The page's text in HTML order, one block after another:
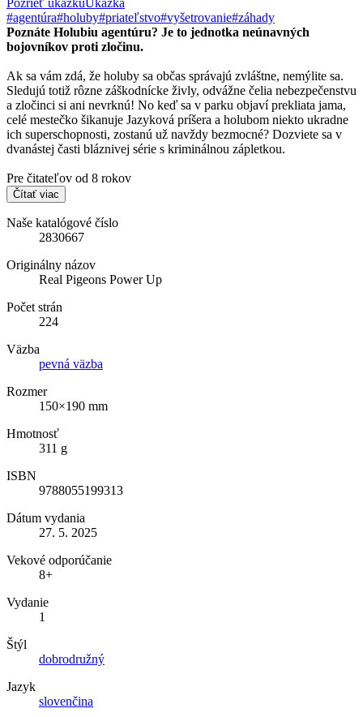
#agentúra#holuby#priateľstvo#vyšetrovanie#záhady
Poznáte Holubiu agentúru? Je to jednotka neúnavných
bojovníkov proti zločinu.
Ak sa vám zdá, že holuby sa občas správajú zvláštne, nemýlite sa.
Sledujú totiž rôzne záškodnícke živly, odvážne čelia nebezpečenstvu
a zločinci si ani nevrknú! No keď sa v parku objaví prekliata jama,
celé mestečko šikanuje Jazyková príšera a holubom niekto ukradne
ich superschopnosti, zostanú už navždy bezmocné? Dozviete sa v
dvanástej časti bláznivej série s kriminálnou zápletkou.
Pre čitateľov od 8 rokov
Čítať viac
Naše katalógové číslo
2830667
Originálny názov
Real Pigeons Power Up
Počet strán
224
Väzba
pevná väzba
Rozmer
150×190 mm
Hmotnosť
311 g
ISBN
9788055199313
Dátum vydania
27. 5. 2025
Vekové odporúčanie
8+
Vydanie
1
Štýl
dobrodružný
Jazyk
slovenčina